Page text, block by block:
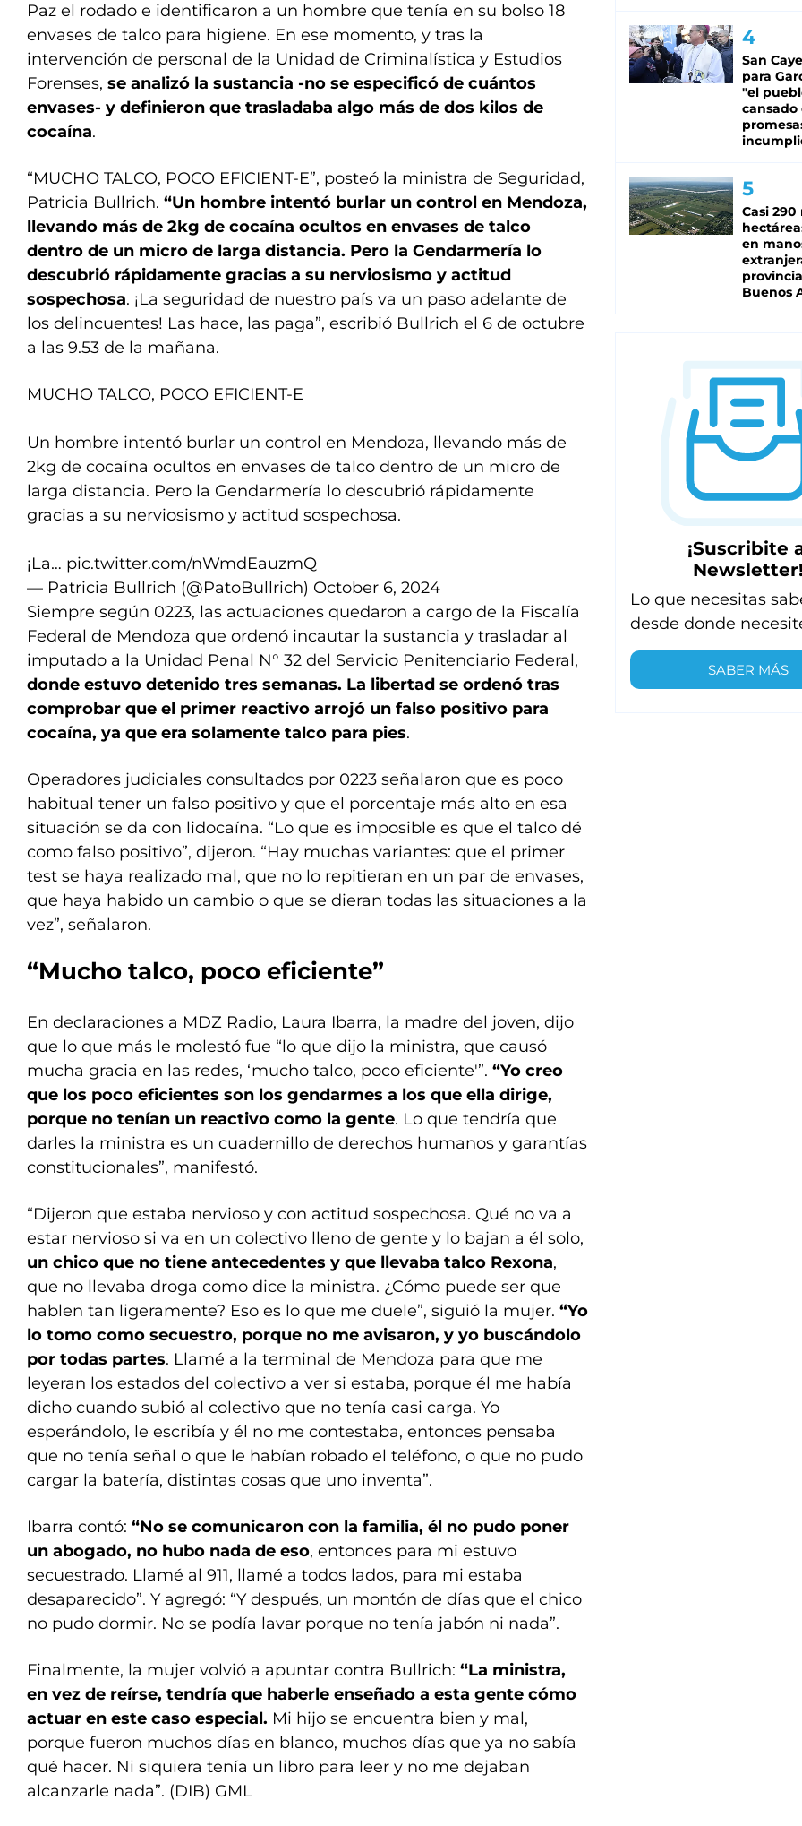
Paz el rodado e identificaron a un hombre que tenía en su bolso 18
envases de talco para higiene. En ese momento, y tras la
intervención de personal de la Unidad de Criminalística y Estudios
Forenses, se analizó la sustancia -no se especificó de cuántos
envases- y definieron que trasladaba algo más de dos kilos de
cocaína.
“MUCHO TALCO, POCO EFICIENT-E”, posteó la ministra de Seguridad,
Patricia Bullrich. “Un hombre intentó burlar un control en Mendoza,
llevando más de 2kg de cocaína ocultos en envases de talco
dentro de un micro de larga distancia. Pero la Gendarmería lo
descubrió rápidamente gracias a su nerviosismo y actitud
sospechosa. ¡La seguridad de nuestro país va un paso adelante de
los delincuentes! Las hace, las paga”, escribió Bullrich el 6 de octubre
a las 9.53 de la mañana.
MUCHO TALCO, POCO EFICIENT-E
Un hombre intentó burlar un control en Mendoza, llevando más de
2kg de cocaína ocultos en envases de talco dentro de un micro de
larga distancia. Pero la Gendarmería lo descubrió rápidamente
gracias a su nerviosismo y actitud sospechosa.
¡La… pic.twitter.com/nWmdEauzmQ
— Patricia Bullrich (@PatoBullrich) October 6, 2024
Siempre según 0223, las actuaciones quedaron a cargo de la Fiscalía
Federal de Mendoza que ordenó incautar la sustancia y trasladar al
imputado a la Unidad Penal N° 32 del Servicio Penitenciario Federal,
donde estuvo detenido tres semanas. La libertad se ordenó tras
comprobar que el primer reactivo arrojó un falso positivo para
cocaína, ya que era solamente talco para pies.
Operadores judiciales consultados por 0223 señalaron que es poco
habitual tener un falso positivo y que el porcentaje más alto en esa
situación se da con lidocaína. “Lo que es imposible es que el talco dé
como falso positivo”, dijeron. “Hay muchas variantes: que el primer
test se haya realizado mal, que no lo repitieran en un par de envases,
que haya habido un cambio o que se dieran todas las situaciones a la
vez”, señalaron.
“Mucho talco, poco eficiente”
En declaraciones a MDZ Radio, Laura Ibarra, la madre del joven, dijo
que lo que más le molestó fue “lo que dijo la ministra, que causó
mucha gracia en las redes, ‘mucho talco, poco eficiente'”. “Yo creo
que los poco eficientes son los gendarmes a los que ella dirige,
porque no tenían un reactivo como la gente. Lo que tendría que
darles la ministra es un cuadernillo de derechos humanos y garantías
constitucionales”, manifestó.
“Dijeron que estaba nervioso y con actitud sospechosa. Qué no va a
estar nervioso si va en un colectivo lleno de gente y lo bajan a él solo,
un chico que no tiene antecedentes y que llevaba talco Rexona,
que no llevaba droga como dice la ministra. ¿Cómo puede ser que
hablen tan ligeramente? Eso es lo que me duele”, siguió la mujer. “Yo
lo tomo como secuestro, porque no me avisaron, y yo buscándolo
por todas partes. Llamé a la terminal de Mendoza para que me
leyeran los estados del colectivo a ver si estaba, porque él me había
dicho cuando subió al colectivo que no tenía casi carga. Yo
esperándolo, le escribía y él no me contestaba, entonces pensaba
que no tenía señal o que le habían robado el teléfono, o que no pudo
cargar la batería, distintas cosas que uno inventa”.
Ibarra contó: “No se comunicaron con la familia, él no pudo poner
un abogado, no hubo nada de eso, entonces para mi estuvo
secuestrado. Llamé al 911, llamé a todos lados, para mi estaba
desaparecido”. Y agregó: “Y después, un montón de días que el chico
no pudo dormir. No se podía lavar porque no tenía jabón ni nada”.
Finalmente, la mujer volvió a apuntar contra Bullrich: “La ministra,
en vez de reírse, tendría que haberle enseñado a esta gente cómo
actuar en este caso especial. Mi hijo se encuentra bien y mal,
porque fueron muchos días en blanco, muchos días que ya no sabía
qué hacer. Ni siquiera tenía un libro para leer y no me dejaban
alcanzarle nada”. (DIB) GML
San
para
"el
cansado
Casi 290
en
Buenos
¡Suscribite
Lo que necesitas
desde donde
SABER MÁS